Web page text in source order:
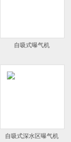
自吸式曝气机
自吸式深水区曝气机